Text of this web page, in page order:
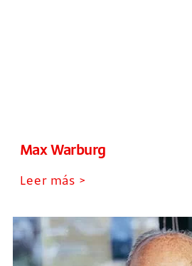
Max Warburg
Leer más >